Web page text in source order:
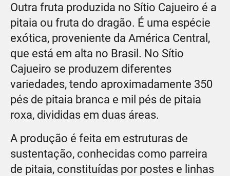
Outra fruta produzida no Sítio Cajueiro é a
pitaia ou fruta do dragão. É uma espécie
exótica, proveniente da América Central,
que está em alta no Brasil. No Sítio
Cajueiro se produzem diferentes
variedades, tendo aproximadamente 350
pés de pitaia branca e mil pés de pitaia
roxa, divididas em duas áreas.
A produção é feita em estruturas de
sustentação, conhecidas como parreira
de pitaia, constituídas por postes e linhas